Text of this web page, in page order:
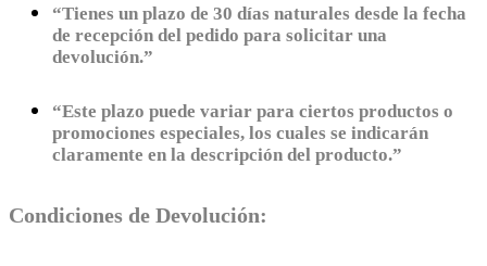
“Tienes un plazo de 30 días naturales desde la fecha
de recepción del pedido para solicitar una
devolución.”
“Este plazo puede variar para ciertos productos o
promociones especiales, los cuales se indicarán
claramente en la descripción del producto.”
Condiciones de Devolución: